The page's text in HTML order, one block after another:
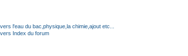
l'eau du bac,physique,la chimie,ajout etc...
Index du forum